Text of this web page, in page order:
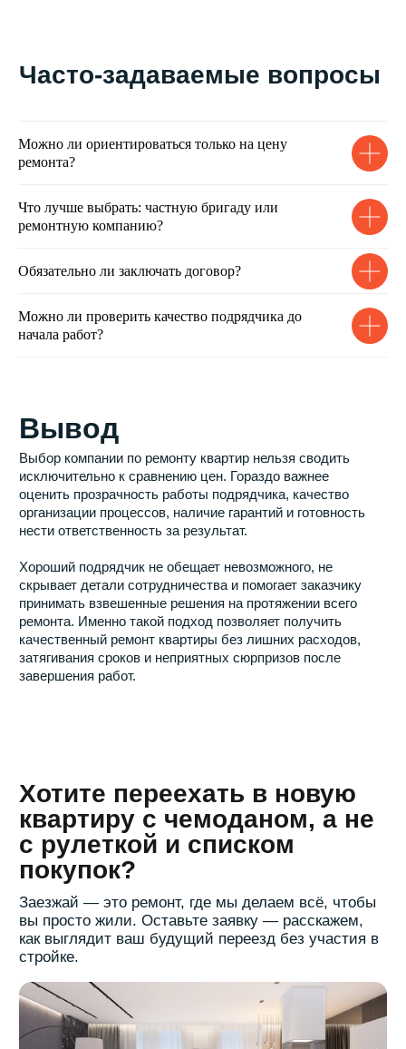
Можно ли ориентироваться только на цену
ремонта?
Что лучше выбрать: частную бригаду или
ремонтную компанию?
Обязательно ли заключать договор?
Можно ли проверить качество подрядчика до
начала работ?
Дизайнерский
Как мы работаем
Портфолио
Видео-обзор
Связаться с нами
Элитный
Евроремонт
Студия
1 комнатная
2-х комнатная
3-х комнатная
4-х комнатная
5-ти комнатная
Чистовой